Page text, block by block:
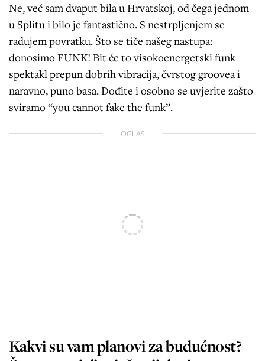
Ne, već sam dvaput bila u Hrvatskoj, od čega jednom
u Splitu i bilo je fantastično. S nestrpljenjem se
radujem povratku. Što se tiče našeg nastupa:
donosimo FUNK! Bit će to visokoenergetski funk
spektakl prepun dobrih vibracija, čvrstog groovea i
naravno, puno basa. Dođite i osobno se uvjerite zašto
sviramo “you cannot fake the funk”.
OGLAS
Kakvi su vam planovi za budućnost?